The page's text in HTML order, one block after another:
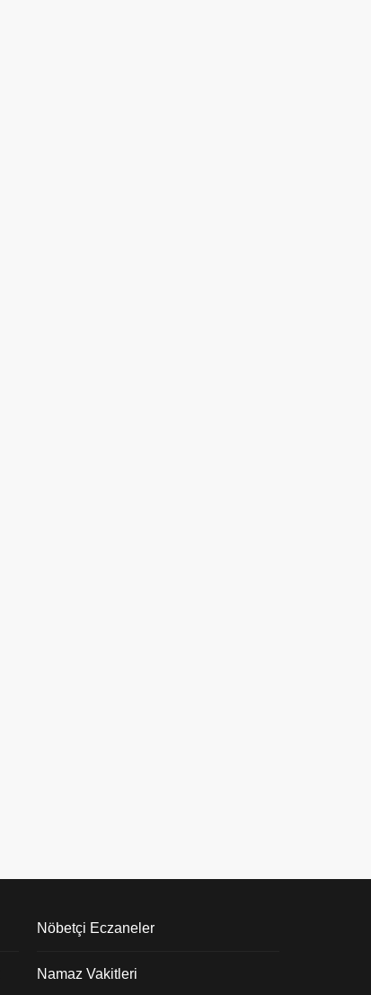
Nöbetçi Eczaneler
Namaz Vakitleri